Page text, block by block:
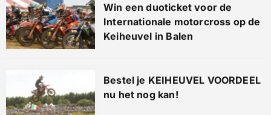
Win een duoticket voor de
Internationale motorcross op de
Keiheuvel in Balen
Bestel je KEIHEUVEL VOORDEEL
nu het nog kan!